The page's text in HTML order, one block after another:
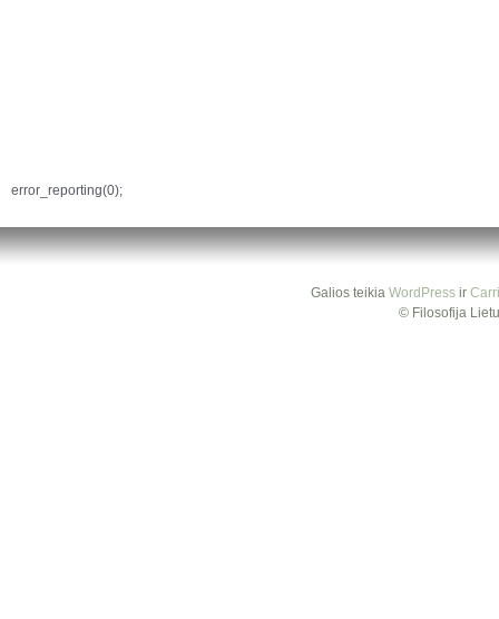
error_reporting(0);
Galios teikia WordPressir
© Filosofija